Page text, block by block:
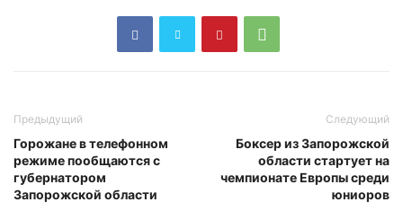
Предыдущий
Горожане в телефонном
режиме пообщаются с
губернатором
Запорожской области
Следующий
Боксер из Запорожской
области стартует на
чемпионате Европы среди
юниоров